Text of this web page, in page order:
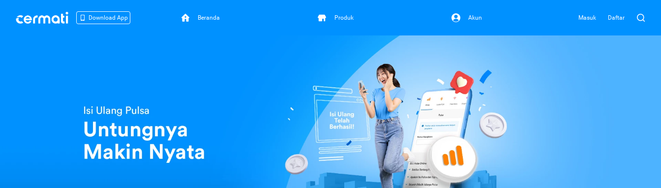
Download App Beranda Produk Akun Masuk Daftar